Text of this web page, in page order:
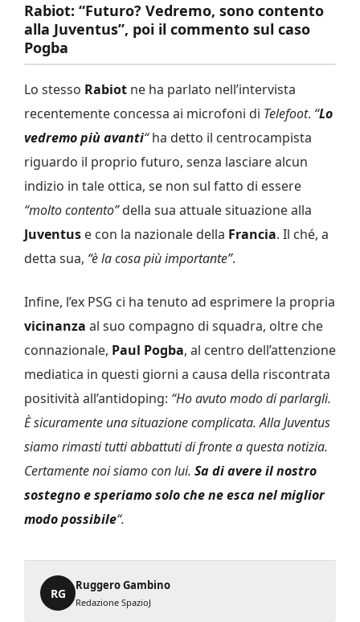
Rabiot: “Futuro? Vedremo, sono contento
alla Juventus”, poi il commento sul caso
Pogba
Lo stesso Rabiot ne ha parlato nell’intervista
recentemente concessa ai microfoni di Telefoot. “Lo
vedremo più avanti“ha detto il centrocampista
riguardo il proprio futuro, senza lasciare alcun
indizio in tale ottica, se non sul fatto di essere
“molto contento”della sua attuale situazione alla
Juventus e con la nazionale della Francia. Il ché, a
detta sua, “è la cosa più importante”.
Infine, l’ex PSG ci ha tenuto ad esprimere la propria
vicinanza al suo compagno di squadra, oltre che
connazionale, Paul Pogba, al centro dell’attenzione
mediatica in questi giorni a causa della riscontrata
positività all’antidoping: “Ho avuto modo di parlargli.
È sicuramente una situazione complicata. Alla Juventus
siamo rimasti tutti abbattuti di fronte a questa notizia.
Certamente noi siamo con lui. Sa di avere il nostro
sostegno e speriamo solo che ne esca nel miglior
modo possibile“.
RG
Ruggero Gambino
Redazione SpazioJ